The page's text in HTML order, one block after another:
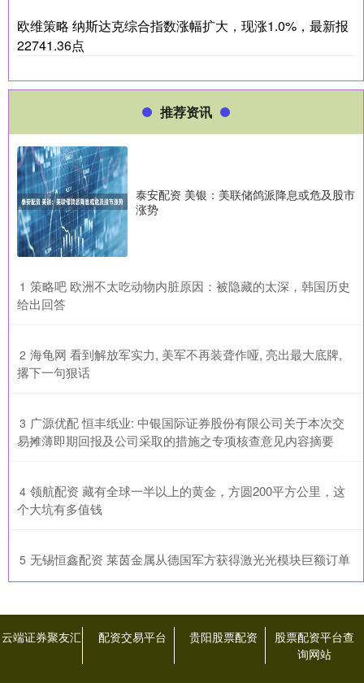
欧维策略 纳斯达克综合指数涨幅扩大，现涨1.0%，最新报
22741.36点
推荐资讯
泰安配资 美银：美联储鸽派降息或危及股市
涨势
1 ​策略吧 欧洲不太吃动物内脏原因：被隐藏的太深，韩国历史
给出回答
2 ​海龟网 看到解放军实力, 美军不再装聋作哑, 亮出最大底牌,
撂下一句狠话
3 ​广源优配 恒丰纸业: 中银国际证券股份有限公司关于本次交
易摊薄即期回报及公司采取的措施之专项核查意见内容摘要
4 ​领航配资 藏有全球一半以上的黄金，方圆200平方公里，这
个大坑有多值钱
5 ​无锡恒鑫配资 莱茵金属从德国军方获得激光光模块巨额订单
云端证券聚友汇 配资交易平台 贵阳股票配资
股票配资平台查
询网站